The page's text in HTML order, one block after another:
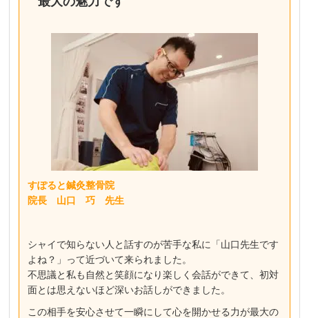
すぽると鍼灸整骨院
院長 山口 巧 先生
シャイで知らない人と話すのが苦手な私に「山口先生です
よね？」って近づいて来られました。
不思議と私も自然と笑顔になり楽しく会話ができて、初対
面とは思えないほど深いお話しができました。
この相手を安心させて一瞬にして心を開かせる力が最大の